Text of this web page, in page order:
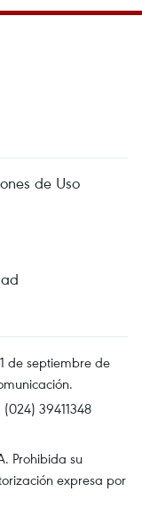
de Uso
de septiembre de
39411348
Prohibida su
expresa por